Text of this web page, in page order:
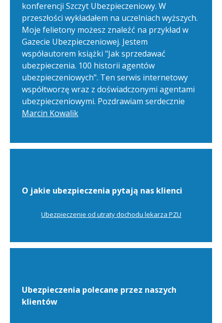
konferencji Szczyt Ubezpieczeniowy. W
przeszłości wykładałem na uczelniach wyższych.
Moje felietony możesz znaleźć na przykład w
Gazecie Ubezpieczeniowej. Jestem
współautorem książki "Jak sprzedawać
ubezpieczenia. 100 historii agentów
ubezpieczeniowych". Ten serwis internetowy
współtworzę wraz z doświadczonymi agentami
ubezpieczeniowymi. Pozdrawiam serdecznie
Marcin Kowalik
O jakie ubezpieczenia pytają nas klienci
Ubezpieczenie od utraty dochodu lekarza PZU
Ubezpieczenia polecane przez naszych
klientów